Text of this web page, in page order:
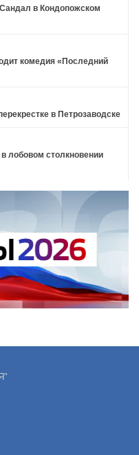
в Кондопожском
комедия «Последний
в Петрозаводске
лобовом столкновении